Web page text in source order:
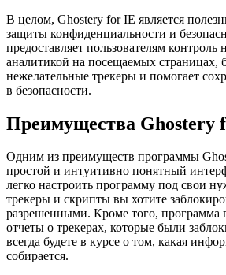
В целом, Ghostery for IE является
защиты конфиденциальности и
предоставляет пользователям контроль
аналитикой на посещаемых страницах,
нежелательные трекеры и помогает
в безопасности.
Преимущества Ghostery
Одним из преимуществ программы
простой и интуитивно понятный
легко настроить программу под свои
трекеры и скрипты вы хотите
разрешенными. Кроме того, программа
отчеты о трекерах, которые были
всегда будете в курсе о том, какая
собирается.